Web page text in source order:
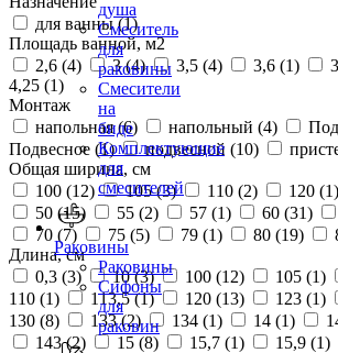
душа
Смеситель
для
раковины
Смесители
на
биде
Комплектующие
для
смесителей
Раковины
Раковины
Сифоны
для
раковин
для ванны (1)
Площадь ванной, м2
2,6 (4) 3 (4) 3,5 (4) 3,6 (1)
4,25 (1)
Монтаж
напольная (6) напольный (4)
Подвесное (1) подвесной (10)
Общая ширина, см
100 (12) 105 (3) 110 (2) 120 (1)
50 (15) 55 (2) 57 (1) 60 (31)
70 (7) 75 (5) 79 (1) 80 (19)
Длина, см
0,3 (3) 10 (3) 100 (12) 105 (1)
110 (1) 113,5 (1) 120 (13) 123 (1)
130 (8) 133 (2) 134 (1) 14 (1)
143 (2) 15 (8) 15,7 (1) 15,9 (1)